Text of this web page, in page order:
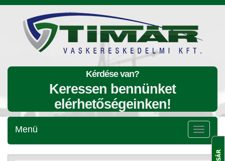
Kérdése van?
Keressen bennünket
elérhetőségeinken!
Menü
Menü